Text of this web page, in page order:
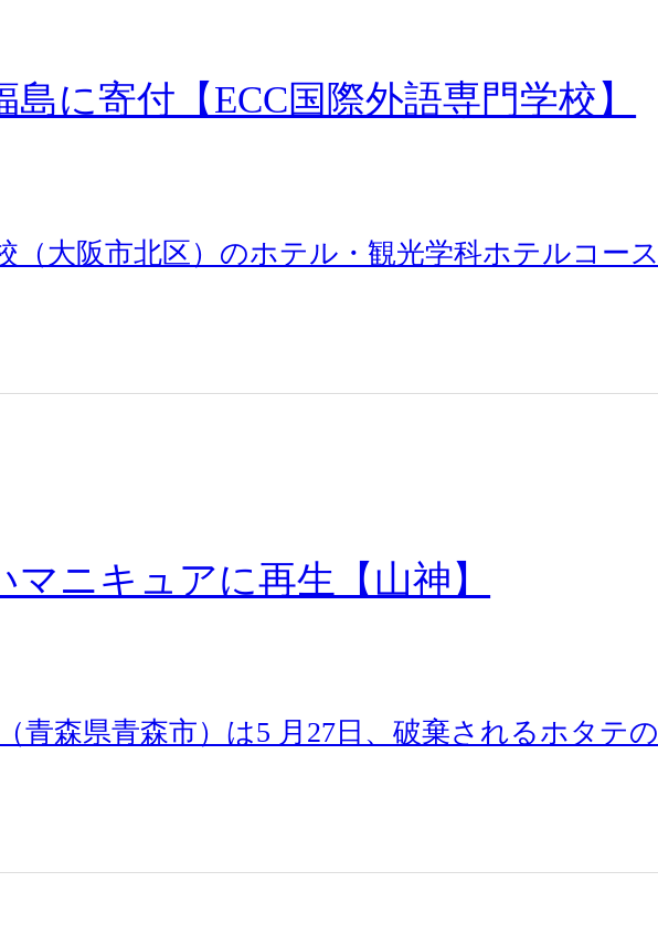
に寄付【ECC国際外語専門学校】
（大阪市北区）のホテル・観光学科ホテルコース
ニキュアに再生【山神】
青森県青森市）は5 月27日、破棄されるホタテの